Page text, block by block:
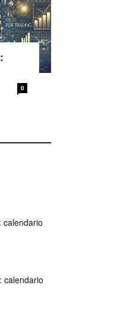
0
calendario
calendario